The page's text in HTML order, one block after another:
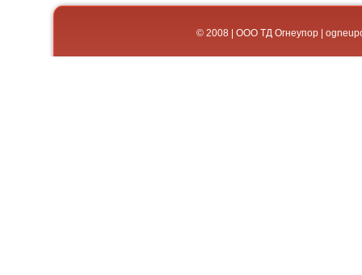
© 2008 | ООО ТД Огнеупор |